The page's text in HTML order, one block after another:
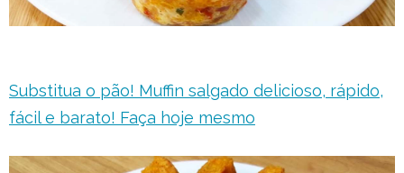
Substitua o pão! Muffin salgado delicioso, rápido,
fácil e barato! Faça hoje mesmo